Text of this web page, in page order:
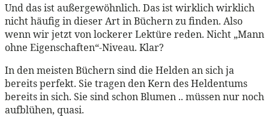
Und das ist außergewöhnlich. Das ist wirklich wirklich
nicht häufig in dieser Art in Büchern zu finden. Also
wenn wir jetzt von lockerer Lektüre reden. Nicht „Mann
ohne Eigenschaften“-Niveau. Klar?
In den meisten Büchern sind die Helden an sich ja
bereits perfekt. Sie tragen den Kern des Heldentums
bereits in sich. Sie sind schon Blumen .. müssen nur noch
aufblühen, quasi.